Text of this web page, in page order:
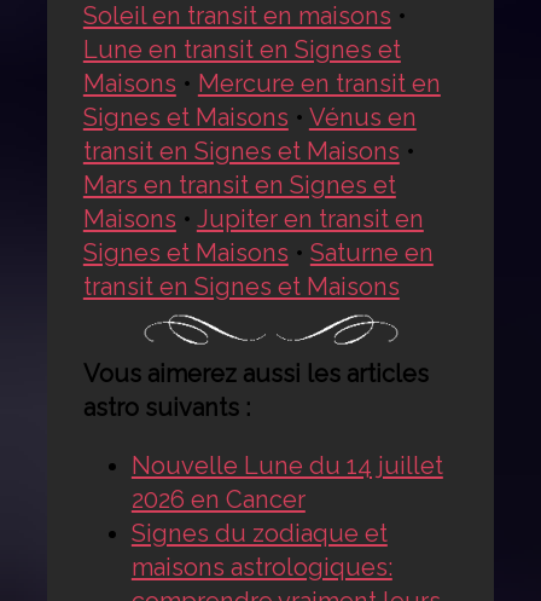
Soleil en transit en maisons •
Lune en transit en Signes et
Maisons • Mercure en transit en
Signes et Maisons • Vénus en
transit en Signes et Maisons •
Mars en transit en Signes et
Maisons • Jupiter en transit en
Signes et Maisons • Saturne en
transit en Signes et Maisons
Vous aimerez aussi les articles
astro suivants :
Nouvelle Lune du 14 juillet
2026 en Cancer
Signes du zodiaque et
maisons astrologiques: